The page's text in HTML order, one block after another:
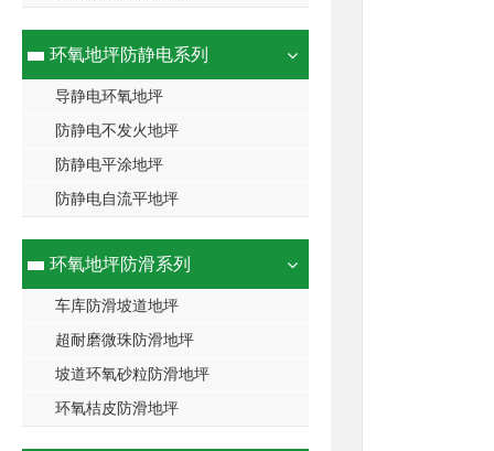
环氧地坪防静电系列
导静电环氧地坪
防静电不发火地坪
防静电平涂地坪
防静电自流平地坪
环氧地坪防滑系列
车库防滑坡道地坪
超耐磨微珠防滑地坪
坡道环氧砂粒防滑地坪
环氧桔皮防滑地坪